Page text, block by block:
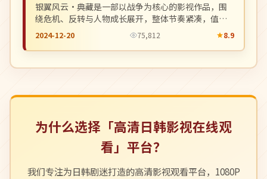
银翼风云·典藏是一部以战争为核心的影视作品，围
绕危机、反转与人物成长展开，整体节奏紧凑，值得
推荐观看。
2024-12-20 75,812 8.9
为什么选择「高清日韩影视在线观
看」平台？
我们专注为日韩剧迷打造的高清影视观看平台，1080P